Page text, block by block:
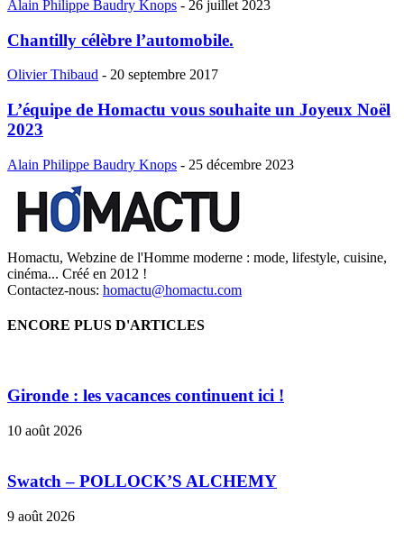
Alain Philippe Baudry Knops - 26 juillet 2023
Chantilly célèbre l’automobile.
Olivier Thibaud - 20 septembre 2017
L’équipe de Homactu vous souhaite un Joyeux Noël
2023
Alain Philippe Baudry Knops - 25 décembre 2023
Homactu, Webzine de l'Homme moderne : mode, lifestyle, cuisine,
cinéma... Créé en 2012 !
Contactez-nous: homactu@homactu.com
ENCORE PLUS D'ARTICLES
Gironde : les vacances continuent ici !
10 août 2026
Swatch – POLLOCK’S ALCHEMY
9 août 2026